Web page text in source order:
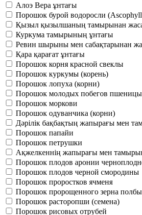
Алоэ Вера ұнтағы
Порошок бурой водоросли
Қызыл қызылшаның тамырынан
Куркума тамырының ұнтағы
Ревин шырыны мен сабақтарынан
Қара қарағат ұнтағы
Порошок корня красной свеклы
Порошок куркумы (корень)
Порошок лопуха (корни)
Порошок молодых побегов пшеницы
Порошок моркови
Порошок одуванчика (корни)
Дәрілік бақбақтың жапырағы мен
Порошок папайи
Порошок петрушки
Ақжелкеннің жапырағы мен
Порошок плодов аронии
Порошок плодов черной смородины
Порошок проростков ячменя
Порошок пророщенного зерна полбы
Порошок расторопши (семена)
Порошок рисовых отрубей